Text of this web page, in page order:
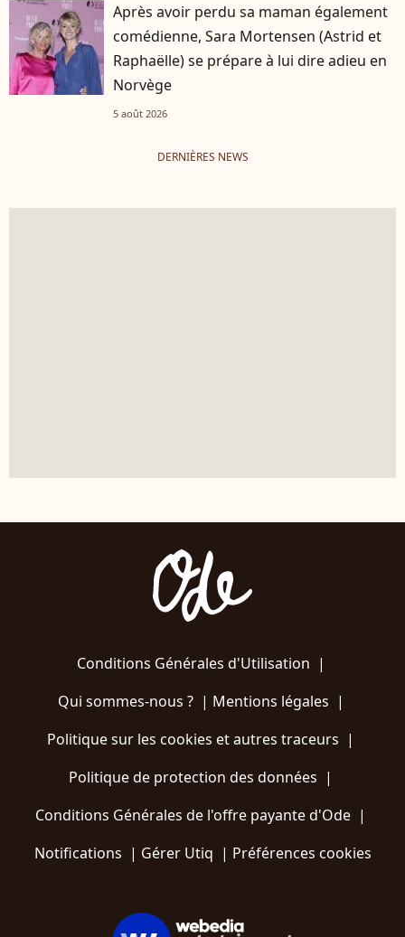
Après avoir perdu sa maman également
comédienne, Sara Mortensen (Astrid et
Raphaëlle) se prépare à lui dire adieu en
Norvège
5 août 2026
DERNIÈRES NEWS
Conditions Générales d'Utilisation |
Qui sommes-nous ?| Mentions légales |
Politique sur les cookies et autres traceurs |
Politique de protection des données |
Conditions Générales de l'offre payante d'Ode |
Notifications | Gérer Utiq | Préférences cookies